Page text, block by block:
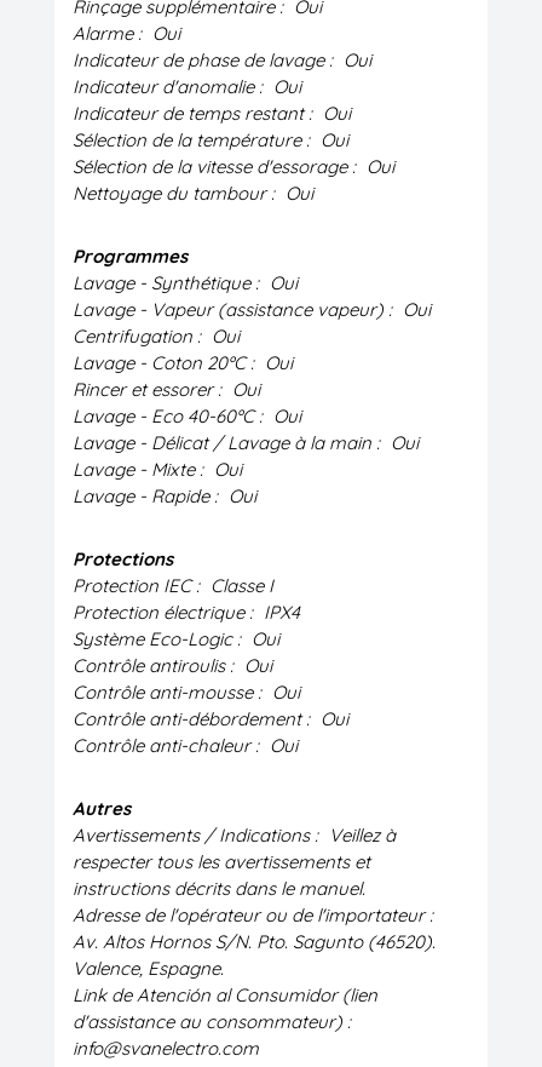
Rinçage supplémentaire : Oui
Alarme : Oui
Indicateur de phase de lavage : Oui
Indicateur d'anomalie : Oui
Indicateur de temps restant : Oui
Sélection de la température : Oui
Sélection de la vitesse d'essorage : Oui
Nettoyage du tambour : Oui
Programmes
Lavage - Synthétique : Oui
Lavage - Vapeur (assistance vapeur) : Oui
Centrifugation : Oui
Lavage - Coton 20ºC : Oui
Rincer et essorer : Oui
Lavage - Eco 40-60ºC : Oui
Lavage - Délicat / Lavage à la main : Oui
Lavage - Mixte : Oui
Lavage - Rapide : Oui
Protections
Protection IEC : Classe I
Protection électrique : IPX4
Système Eco-Logic : Oui
Contrôle antiroulis : Oui
Contrôle anti-mousse : Oui
Contrôle anti-débordement : Oui
Contrôle anti-chaleur : Oui
Autres
Avertissements / Indications : Veillez à
respecter tous les avertissements et
instructions décrits dans le manuel.
Adresse de l'opérateur ou de l'importateur :
Av. Altos Hornos S/N. Pto. Sagunto (46520).
Valence, Espagne.
Link de Atención al Consumidor (lien
d'assistance au consommateur) :
info@svanelectro.com